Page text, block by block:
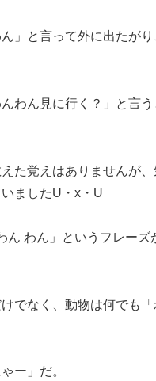
ん」と言って外に出たが
わん見に行く？」と言う
た覚えはありませんが、
ましたU・x・U
ん わん」というフレーズ
でなく、動物は何でも「
ー」だ。